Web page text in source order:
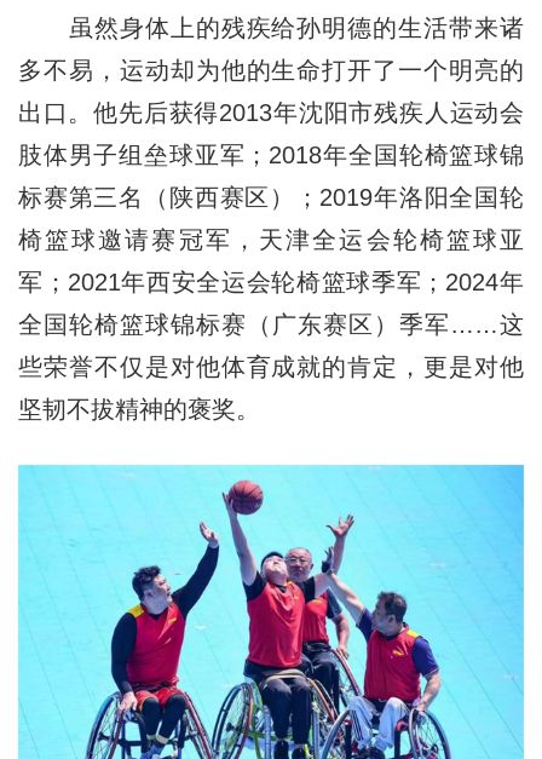
虽然身体上的残疾给孙明德的生活带来诸
多不易，运动却为他的生命打开了一个明亮的
出口。他先后获得2013年沈阳市残疾人运动会
肢体男子组垒球亚军；2018年全国轮椅篮球锦
标赛第三名（陕西赛区）；2019年洛阳全国轮
椅篮球邀请赛冠军，天津全运会轮椅篮球亚
军；2021年西安全运会轮椅篮球季军；2024年
全国轮椅篮球锦标赛（广东赛区）季军……这
些荣誉不仅是对他体育成就的肯定，更是对他
坚韧不拔精神的褒奖。